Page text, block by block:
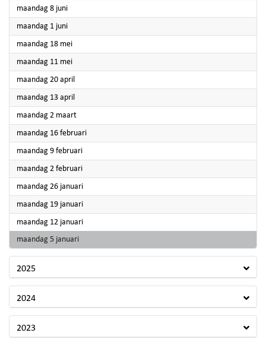
maandag 8 juni2026
maandag 1 juni2026
maandag 18 mei2026
maandag 11 mei2026
maandag 20 april
maandag 13 april
maandag 2 maart2026
maandag 16 februari2026
maandag 9 februari2026
maandag 2 februari2026
maandag 26 januari2026
maandag 19 januari2026
maandag 12 januari2026
maandag 5 januari2026
2025
2024
2023